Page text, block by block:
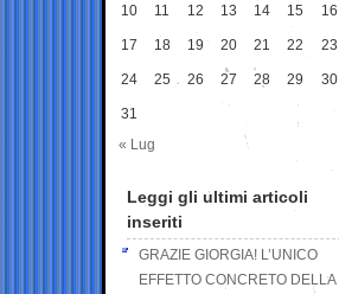
10 11 12 13 14 15 16
17 18 19 20 21 22 23
24 25 26 27 28 29 30
31
« Lug
Leggi gli ultimi articoli
inseriti
GRAZIE GIORGIA! L’UNICO
EFFETTO CONCRETO DELLA